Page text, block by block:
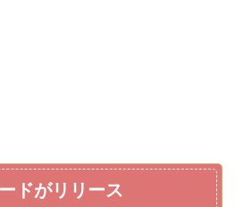
ドがリリース